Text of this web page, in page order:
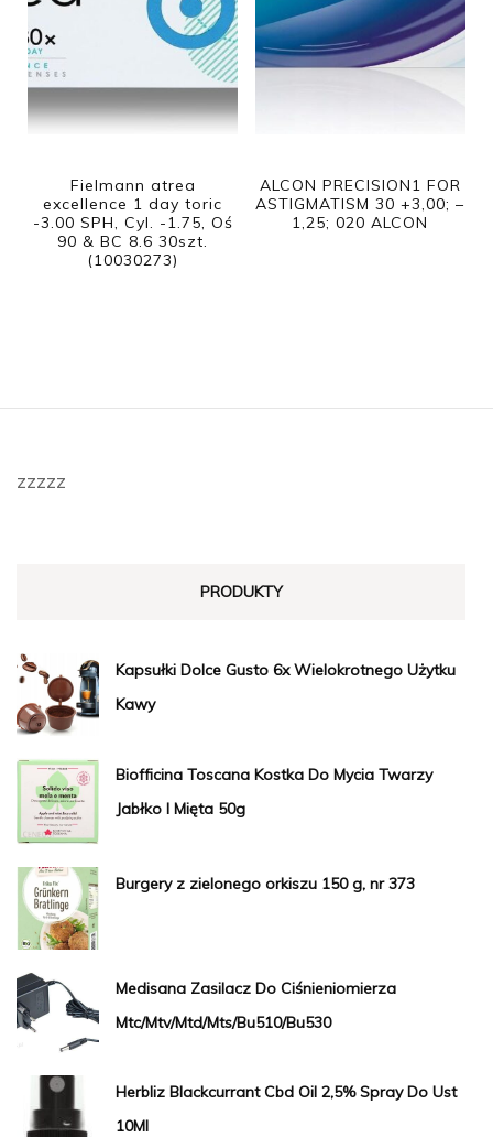
Fielmann atrea
excellence 1 day toric
-3.00 SPH, Cyl. -1.75, Oś
90 & BC 8.6 30szt.
(10030273)
ALCON PRECISION1 FOR
ASTIGMATISM 30 +3,00; –
1,25; 020 ALCON
zzzzz
PRODUKTY
Kapsułki Dolce Gusto 6x Wielokrotnego Użytku
Kawy
Biofficina Toscana Kostka Do Mycia Twarzy
Jabłko I Mięta 50g
Burgery z zielonego orkiszu 150 g, nr 373
Medisana Zasilacz Do Ciśnieniomierza
Mtc/Mtv/Mtd/Mts/Bu510/Bu530
Herbliz Blackcurrant Cbd Oil 2,5% Spray Do Ust
10Ml